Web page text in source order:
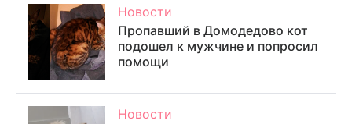
Новости
Пропавший в Домодедово кот
подошел к мужчине и попросил
помощи
Новости